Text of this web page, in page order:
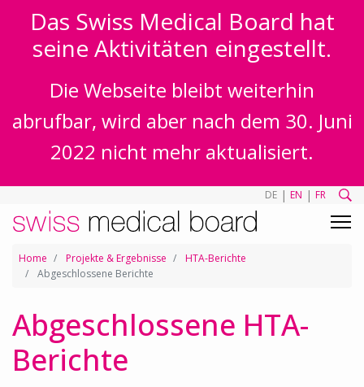
Das Swiss Medical Board hat
seine Aktivitäten eingestellt.
Die Webseite bleibt weiterhin
abrufbar, wird aber nach dem 30. Juni
2022 nicht mehr aktualisiert.
DE | EN | FR
Home Projekte & Ergebnisse
HTA-Berichte
Abgeschlossene Berichte
Abgeschlossene HTA-
Berichte